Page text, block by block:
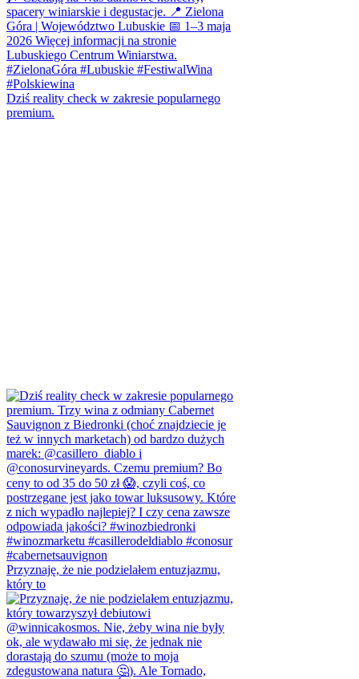
Dziś reality check w zakresie popularnego
premium.
Przyznaję, że nie podzielałem entuzjazmu,
który to